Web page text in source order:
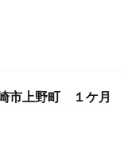
市上野町 １ケ月